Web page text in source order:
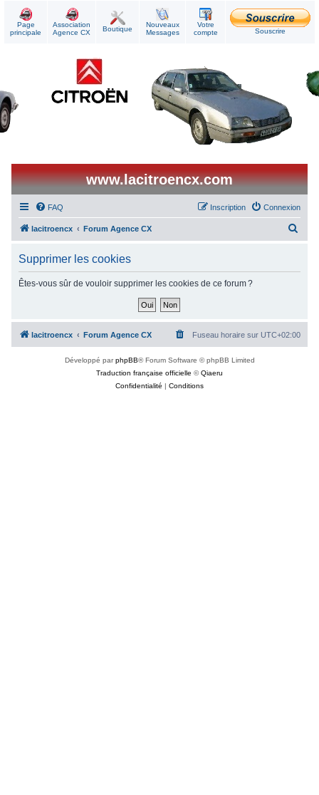
Page
principale
Association
Agence CX
Boutique
Nouveaux
Messages
Votre
compte
Souscrire
www.lacitroencx.com
FAQ Connexion
Inscription
lacitroencx Forum Agence CX
c
h
Supprimer les cookies
Êtes-vous sûr de vouloir supprimer les cookies de ce forum ?
lacitroencx Forum Agence CX Fuseau horaire sur UTC+02:00
Développé parphpBB® Forum Software © phpBB Limited
Traduction française officielle ©Qiaeru
Confidentialité | Conditions